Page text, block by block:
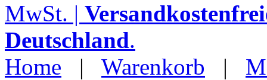
MwSt. |
Deutschland.
Home | Warenkorb |